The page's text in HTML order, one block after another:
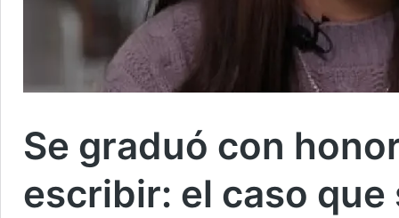
Se graduó con
escribir: el caso